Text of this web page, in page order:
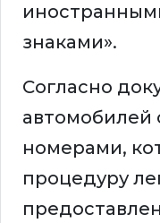
знаками».
Согласно
автомобилей
номерами,
процедуру